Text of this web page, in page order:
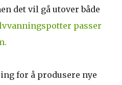
det vil gå utover både
passer
for å produsere nye